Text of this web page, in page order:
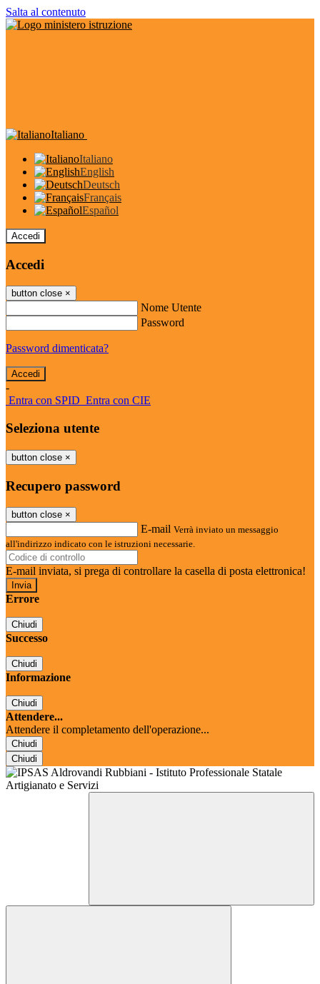
Salta al contenuto
Italiano
Italiano
English
Deutsch
Français
Español
Accedi
Accedi
button close ×
Nome Utente
Password
Password dimenticata?
-
Entra con SPID Entra con CIE
Seleziona utente
button close ×
Recupero password
button close ×
E-mail Verrà inviato un messaggio
all'indirizzo indicato con le istruzioni necessarie.
E-mail inviata, si prega di controllare la casella di posta elettronica!
Errore
Chiudi
Successo
Chiudi
Informazione
Chiudi
Attendere...
Attendere il completamento dell'operazione...
Chiudi
Chiudi